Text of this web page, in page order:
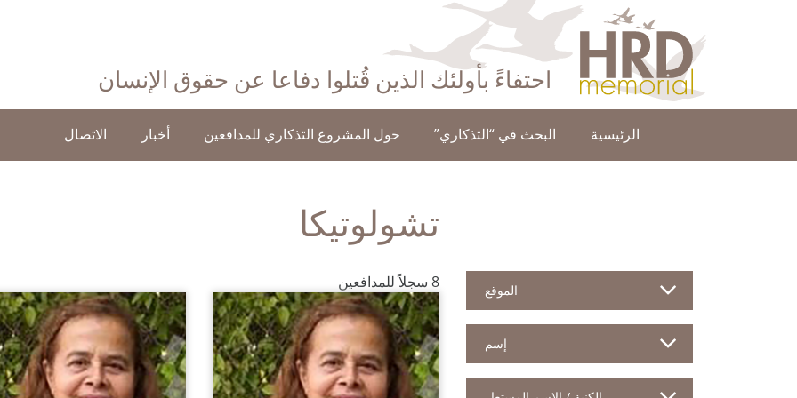
HRD Memorial – العَرَبِيَّة‎‎
احتفاءً بأولئك الذين قُتلوا دفاعا عن حقوق الإنسان
الرئيسية البحث في “التذكاري” حول المشروع التذكاري للمدافعين أخبار الاتصال
تشولوتيكا
الموقع
إسم
8 سجلاً للمدافعين